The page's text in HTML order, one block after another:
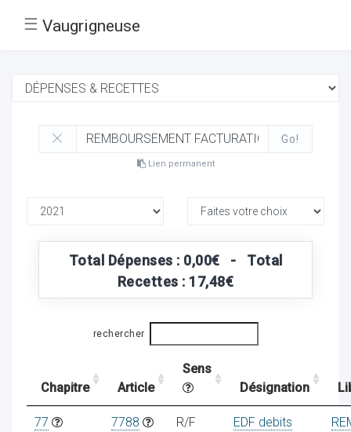
☰ Vaugrigneuse
Go!
Lien permanent
Total Dépenses : 0,00€ - Total
Recettes : 17,48€
rechercher
Chapitre Article
Sens
Désignation
77 7788 R/F
EDF debits